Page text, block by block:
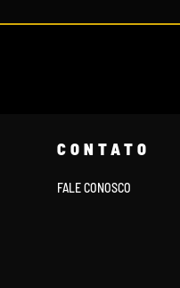
CONTATO
FALE CONOSCO